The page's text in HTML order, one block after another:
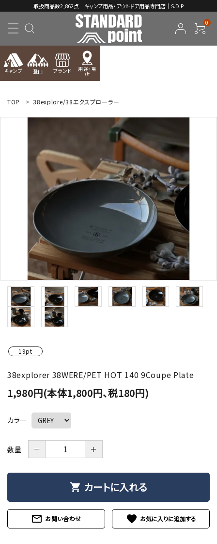
取扱商品数2,862点 キャンプ用品・アウトドア用品専門店｜S.D.P
0
キャンプ 登山 ブランド 用途・場
所
ようこそ ゲスト 様
新規会員登録
コンテンツ
INFORMATION
TOP 38explore/38エクスプローラー
19pt
38explorer 38WERE/PET HOT 140 9Coupe Plate
1,980円(本体1,800円、税180円)
カラー
数量 － ＋
shopping_cart カートに入れる
mail_outline お問い合わせ favorite